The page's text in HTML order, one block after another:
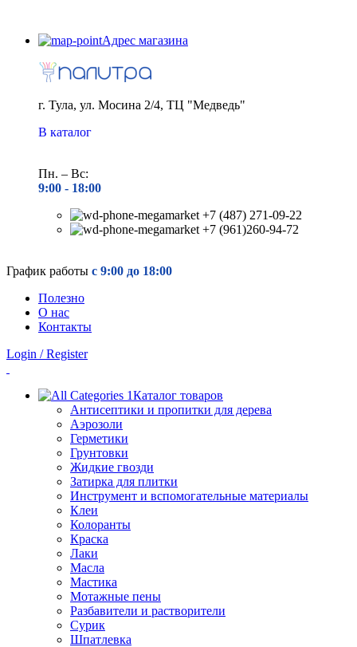
Адрес магазина
г. Тула, ул. Мосина 2/4, ТЦ "Медведь"
В каталог
Пн. – Вс:
9:00 - 18:00
+7 (487) 271-09-22
+7 (961)260-94-72
График работы с 9:00 до 18:00
Полезно
О нас
Контакты
Login / Register
Каталог товаров
Антисептики и пропитки для дерева
Аэрозоли
Герметики
Грунтовки
Жидкие гвозди
Затирка для плитки
Инструмент и вспомогательные материалы
Клеи
Колоранты
Краска
Лаки
Масла
Мастика
Мотажные пены
Разбавители и растворители
Сурик
Шпатлевка